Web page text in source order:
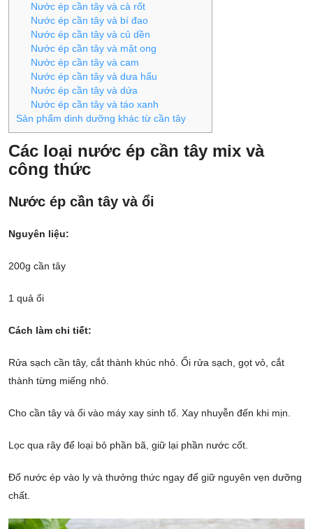
Nước ép cần tây và cà rốt
Nước ép cần tây và bí đao
Nước ép cần tây và củ dền
Nước ép cần tây và mật ong
Nước ép cần tây và cam
Nước ép cần tây và dưa hấu
Nước ép cần tây và dứa
Nước ép cần tây và táo xanh
Sản phẩm dinh dưỡng khác từ cần tây
Các loại nước ép cần tây mix và
công thức
Nước ép cần tây và ổi
Nguyên liệu:
200g cần tây
1 quả ổi
Cách làm chi tiết:
Rửa sạch cần tây, cắt thành khúc nhỏ. Ổi rửa sạch, gọt vỏ, cắt
thành từng miếng nhỏ.
Cho cần tây và ổi vào máy xay sinh tố. Xay nhuyễn đến khi mịn.
Lọc qua rây để loại bỏ phần bã, giữ lại phần nước cốt.
Đổ nước ép vào ly và thưởng thức ngay để giữ nguyên vẹn dưỡng
chất.